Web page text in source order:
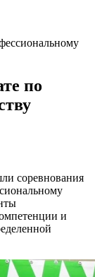
по
соревнования
и